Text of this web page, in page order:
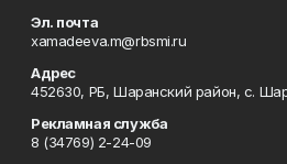
Эл. почта
xamadeeva.m@rbsmi.ru
Адрес
452630, РБ, Шаранский район, с.
Рекламная служба
8 (34769) 2-24-09